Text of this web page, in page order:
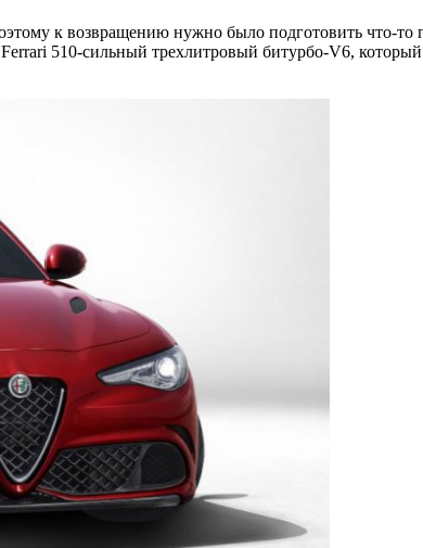
к возвращению нужно было подготовить что-
510-сильный трехлитровый битурбо-V6,